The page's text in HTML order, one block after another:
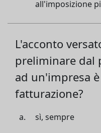
all'imposizione
L'acconto
preliminare dal
ad un'impresa
fatturazione?
sì, sempre